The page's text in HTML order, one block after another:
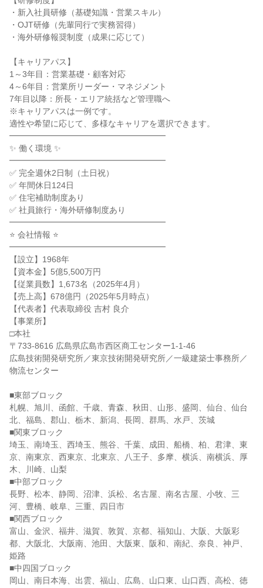
・新入社員研修（基礎知識・営業スキル）
・OJT研修（先輩同行で実務習得）
・海外研修報奨制度（成果に応じて）
【キャリアパス】
1～3年目：営業基礎・顧客対応
4～6年目：営業所リーダー・マネジメント
7年目以降：所長・エリア統括など管理職へ
※キャリアパスは一例です。
適性や希望に応じて、多様なキャリアを選択できます。
━━━━━━━━━━━━━━━━━━━
✨ 働く環境 ✨
━━━━━━━━━━━━━━━━━━━
✅ 完全週休2日制（土日祝）
✅ 年間休日124日
✅ 住宅補助制度あり
✅ 社員旅行・海外研修制度あり
━━━━━━━━━━━━━━━━━━━
⭐ 会社情報 ⭐
━━━━━━━━━━━━━━━━━━━
【設立】1968年
【資本金】5億5,500万円
【従業員数】1,673名（2025年4月）
【売上高】678億円（2025年5月時点）
【代表者】代表取締役 吉村 良介
【事業所】
□本社
〒733-8616 広島県広島市西区商工センター1-1-46
広島技術開発研究所／東京技術開発研究所／一級建築士事務所／
物流センター
■東部ブロック
札幌、旭川、函館、千歳、青森、秋田、山形、盛岡、仙台、仙台
北、福島、郡山、栃木、新潟、長岡、群馬、水戸、茨城
■関東ブロック
埼玉、南埼玉、西埼玉、熊谷、千葉、成田、船橋、柏、君津、東
京、南東京、西東京、北東京、八王子、多摩、横浜、南横浜、厚
木、川崎、山梨
■中部ブロック
長野、松本、静岡、沼津、浜松、名古屋、南名古屋、小牧、三
河、豊橋、岐阜、三重、四日市
■関西ブロック
富山、金沢、福井、滋賀、敦賀、京都、福知山、大阪、大阪彩
都、大阪北、大阪南、池田、大阪東、阪和、南紀、奈良、神戸、
姫路
■中四国ブロック
岡山、南日本海、出雲、福山、広島、山口東、山口西、高松、徳